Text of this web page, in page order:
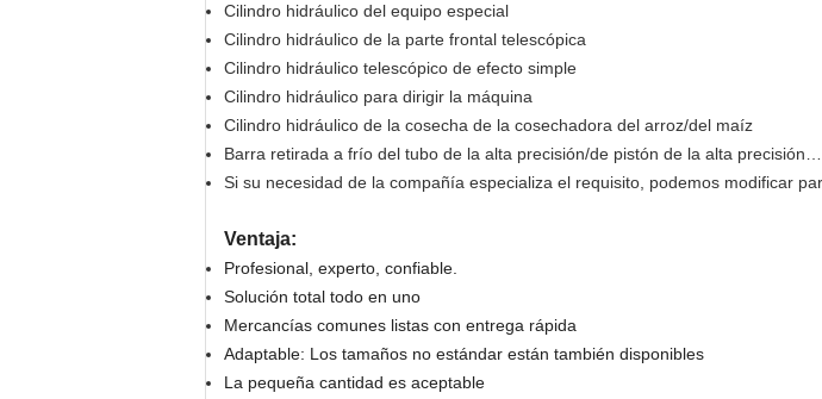
Cilindro hidráulico del equipo especial
Cilindro hidráulico de la parte frontal telescópica
Cilindro hidráulico telescópico de efecto simple
Cilindro hidráulico para dirigir la máquina
Cilindro hidráulico de la cosecha de la cosechadora del arroz/del maíz
Barra retirada a frío del tubo de la alta precisión/de pistón de la alta precisión…
Si su necesidad de la compañía especializa el requisito, podemos modificar
Ventaja:
Profesional, experto, confiable.
Solución total todo en uno
Mercancías comunes listas con entrega rápida
Adaptable: Los tamaños no estándar están también disponibles
La pequeña cantidad es aceptable